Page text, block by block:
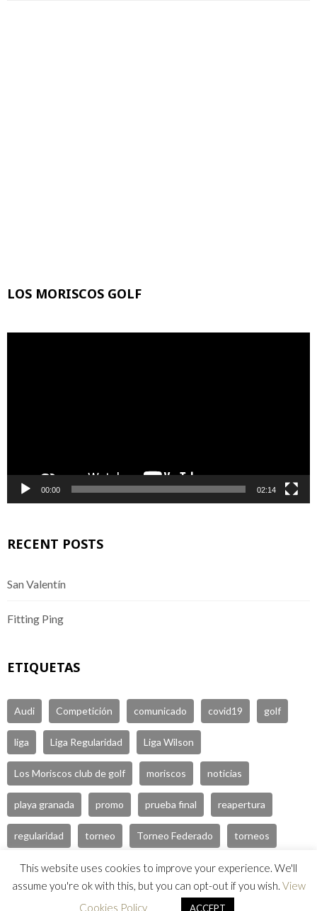
LOS MORISCOS GOLF
00:00 02:14
RECENT POSTS
San Valentín
Fitting Ping
ETIQUETAS
Audi Competición comunicado covid19 golf
liga Liga Regularidad Liga Wilson
Los Moriscos club de golf moriscos noticias
playa granada promo prueba final reapertura
regularidad torneo Torneo Federado torneos
tournament video covid19 wilson Wilson Golf
This website uses cookies to improve your experience. We'll
assume you're ok with this, but you can opt-out if you wish. View
Cookies Policy
ACCEPT